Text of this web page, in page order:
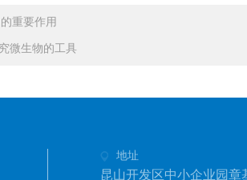
重要作用
微生物的工具
地址
昆山开发区中小企业园章